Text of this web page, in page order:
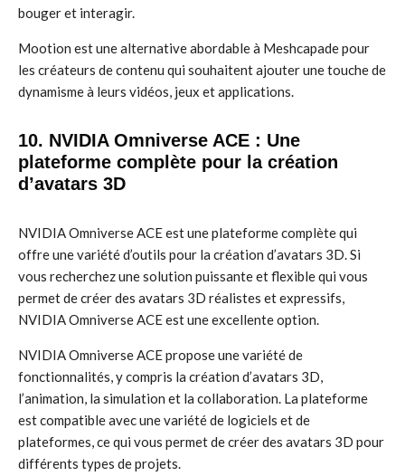
bouger et interagir.
Mootion est une alternative abordable à Meshcapade pour
les créateurs de contenu qui souhaitent ajouter une touche de
dynamisme à leurs vidéos, jeux et applications.
10. NVIDIA Omniverse ACE : Une
plateforme complète pour la création
d’avatars 3D
NVIDIA Omniverse ACE est une plateforme complète qui
offre une variété d’outils pour la création d’avatars 3D. Si
vous recherchez une solution puissante et flexible qui vous
permet de créer des avatars 3D réalistes et expressifs,
NVIDIA Omniverse ACE est une excellente option.
NVIDIA Omniverse ACE propose une variété de
fonctionnalités, y compris la création d’avatars 3D,
l’animation, la simulation et la collaboration. La plateforme
est compatible avec une variété de logiciels et de
plateformes, ce qui vous permet de créer des avatars 3D pour
différents types de projets.